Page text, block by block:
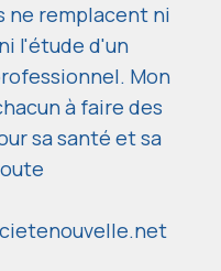
ne remplacent ni
l'étude d'un
Mon
à faire des
sa santé et sa